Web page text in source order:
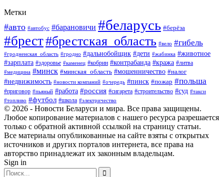
Метки
#авто #автобус #барановичи #беларусь #берёза
#брест#брестская_область #вело #гибель
#гродненская_область #гродно #дальнобойщик #дети #жабинка #животное
#зарплата #здоровье #каменец #кобрин #контрабанда #кража #литва
#медицина #минск #минская_область #мошенничество #налог
#недвижимость #новости компаний #очередь #пинск #пожар #польша
#приговор #пьяный #работа #россия #сигарета #строительство #суд #такси
#топливо #футбол #школа #электричество
© 2026 - Новости Беларуси и мира. Все права защищены.
Любое копирование материалов с нашего ресурса разрешается
только с обратной активной ссылкой на страницу статьи.
Все материалы опубликованные на сайте взяты с открытых
источников и других порталов интернета, все права на
авторство принадлежат их законным владельцам.
Sign in